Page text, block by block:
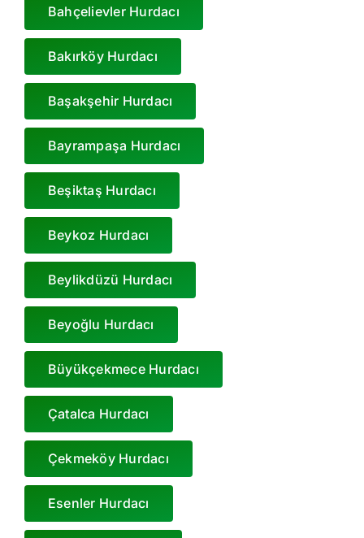
Bahçelievler Hurdacı
Bakırköy Hurdacı
Başakşehir Hurdacı
Bayrampaşa Hurdacı
Beşiktaş Hurdacı
Beykoz Hurdacı
Beylikdüzü Hurdacı
Beyoğlu Hurdacı
Büyükçekmece Hurdacı
Çatalca Hurdacı
Çekmeköy Hurdacı
Esenler Hurdacı